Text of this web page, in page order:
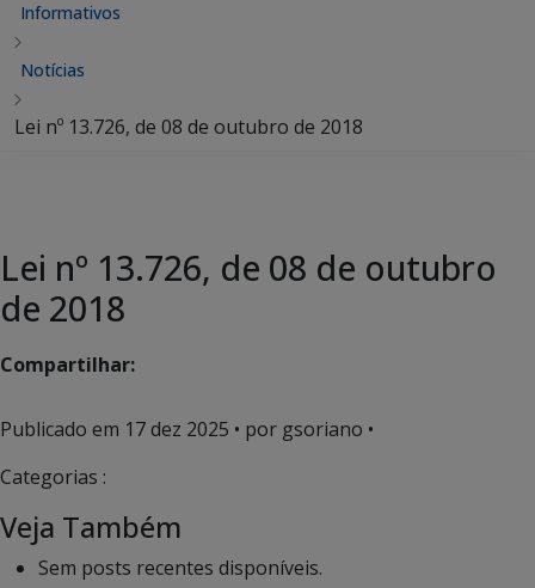
Informativos
Notícias
Lei nº 13.726, de 08 de outubro de 2018
Lei nº 13.726, de 08 de outubro
de 2018
Compartilhar:
Publicado em 17 dez 2025 • por gsoriano •
Categorias :
Veja Também
Sem posts recentes disponíveis.